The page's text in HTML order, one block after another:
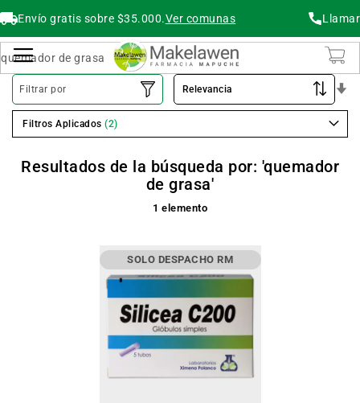
Envío gratis sobre $35.000.Ver comunas Llamar
Resultados de la búsqueda por: 'quemador
de grasa'
1 elemento
SOLO DESPACHO RM
Filtrar por
Filtros Aplicados